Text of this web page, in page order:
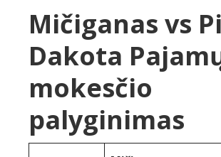
Mičiganas vs
Dakota
mokesčio
palyginimas